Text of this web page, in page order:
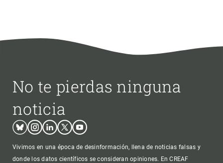
No te pierdas ninguna
noticia
BlueskyInstagram
LinkedinTwitterYoutube
Vivimos en una época de desinformación, llena de noticias falsas y
donde los datos científicos se consideran opiniones. En CREAF